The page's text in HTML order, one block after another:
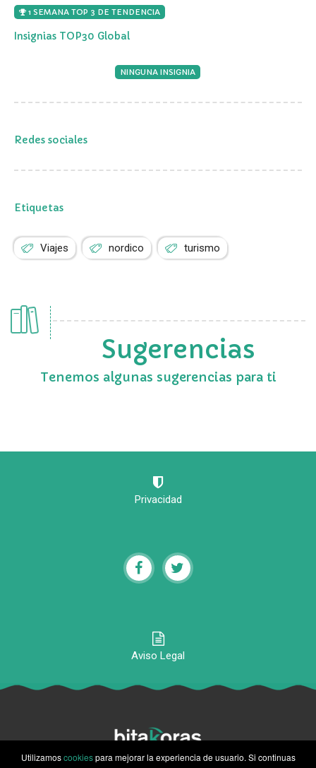
1 SEMANA TOP 3 DE TENDENCIA
Insignias TOP30 Global
NINGUNA INSIGNIA
Redes sociales
Etiquetas
Viajes nordico turismo
Sugerencias
Tenemos algunas sugerencias para ti
Privacidad
Aviso Legal
Utilizamoscookiespara mejorar la experiencia de usuario. Si continuas